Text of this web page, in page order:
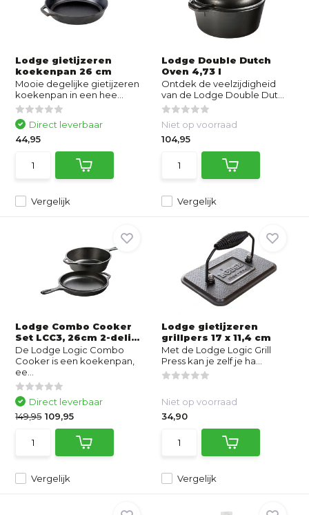
Lodge gietijzeren
koekenpan 26 cm
Mooie degelijke gietijzeren
koekenpan in een hee...
Vergelijk
Direct leverbaar
44,95
Lodge Double Dutch
Oven 4,73 l
Ontdek de veelzijdigheid
van de Lodge Double Dut...
Vergelijk
Niet op voorraad
104,95
Lodge Combo Cooker
Set LCC3, 26cm 2-deli...
De Lodge Logic Combo
Cooker is een koekenpan,
ee...
Vergelijk
Direct leverbaar
149,95 109,95
Lodge gietijzeren
grillpers 17 x 11,4 cm
Met de Lodge Logic Grill
Press kan je zelf je ha...
Vergelijk
Niet op voorraad
34,90